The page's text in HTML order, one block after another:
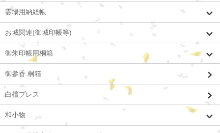
霊場用納経帳
お城関連(御城印帳等)
御朱印帳用桐箱
御參香 桐箱
白檀ブレス
和小物